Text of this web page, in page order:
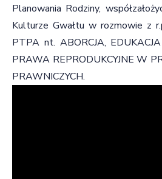
Planowania Rodziny,
Kulturze Gwałtu w rozmowie z
PTPA nt. ABORCJA,
PRAWA REPRODUKCYJNE W
PRAWNICZYCH.